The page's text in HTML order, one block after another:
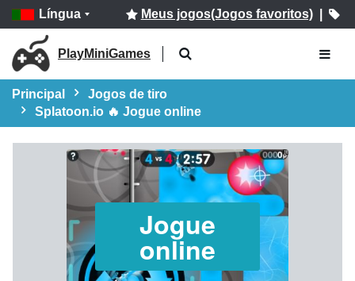
Língua Meus jogos(Jogos favoritos)|
PlayMiniGames
Principal
Jogos de tiro
Splatoon.io 🔥 Jogue online
Jogue
online